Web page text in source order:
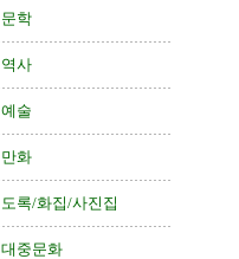
문학
역사
예술
만화
도록/화집/사진집
대중문화